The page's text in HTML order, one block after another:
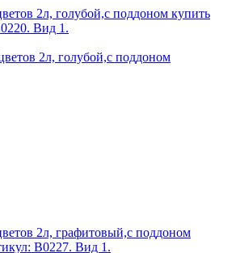
2л, голубой,с поддоном